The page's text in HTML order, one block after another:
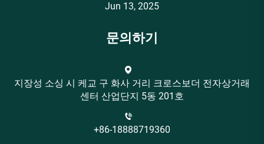
Jun 13, 2025
문의하기
지장성 소싱 시 케교 구 화사 거리 크로스보더 전자상거래
센터 산업단지 5동 201호
+86-18888719360